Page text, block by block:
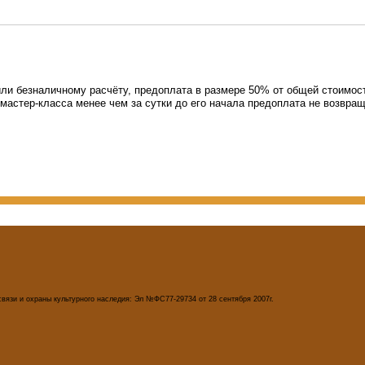
безналичному расчёту, предоплата в размере 50% от общей
класса менее чем за сутки до его начала предоплата не
и охраны культурного наследия: Эл №ФС77-29734 от 28 сентября 2007г.